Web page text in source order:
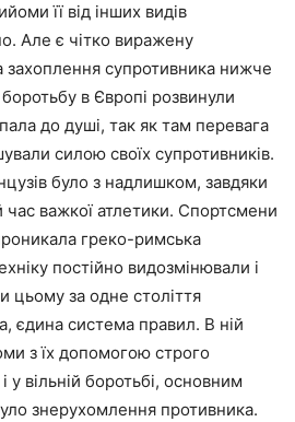
її від інших видів
Але є чітко виражену
захоплення супротивника нижче
в Європі розвинули
до душі, так як там перевага
силою своїх супротивників.
було з надлишком, завдяки
час важкої атлетики. Спортсмени
греко-римська
постійно видозмінювали і
цьому за одне століття
єдина система правил. В ній
з їх допомогою строго
у вільній боротьбі, основним
знерухомлення противника.